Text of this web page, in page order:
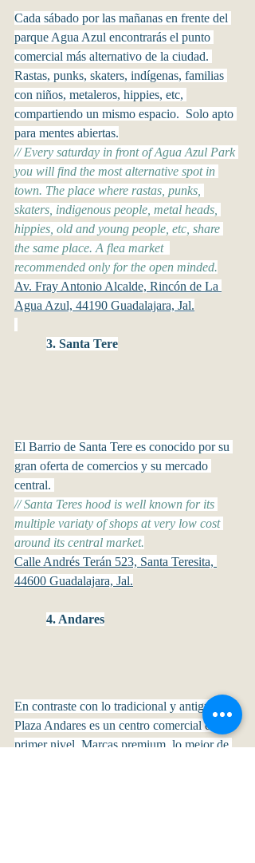
Cada sábado por las mañanas en frente del
parque Agua Azul encontrarás el punto
comercial más alternativo de la ciudad.
Rastas, punks, skaters, indígenas, familias
con niños, metaleros, hippies, etc,
compartiendo un mismo espacio.  Solo apto
para mentes abiertas.
// Every saturday in front of Agua Azul Park
you will find the most alternative spot in
town. The place where rastas, punks,
skaters, indigenous people, metal heads,
hippies, old and young people, etc, share
the same place. A flea market
recommended only for the open minded.
Av. Fray Antonio Alcalde, Rincón de La
Agua Azul, 44190 Guadalajara, Jal.
3. Santa Tere
El Barrio de Santa Tere es conocido por su
gran oferta de comercios y su mercado
central.
// Santa Teres hood is well known for its
multiple variaty of shops at very low cost
around its central market.
Calle Andrés Terán 523, Santa Teresita,
44600 Guadalajara, Jal.
4. Andares
En contraste con lo tradicional y antiguo,
Plaza Andares es un centro comercial de
primer nivel. Marcas premium, lo mejor de